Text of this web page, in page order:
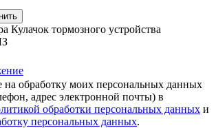
Кулачок тормозного устройства
на обработку моих персональных данных
адрес электронной почты) в
обработки персональных данных и
персональных данных.